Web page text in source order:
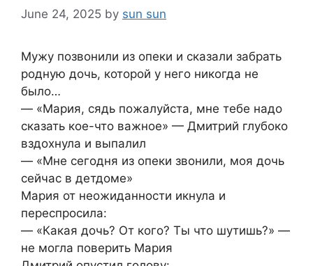
June 24, 2025 by sun sun
Мужу позвонили из опеки и сказали забрать
родную дочь, которой у него никогда не
было…
— «Мария, сядь пожалуйста, мне тебе надо
сказать кое-что важное» — Дмитрий глубоко
вздохнула и выпалил
— «Мне сегодня из опеки звонили, моя дочь
сейчас в детдоме»
Мария от неожиданности икнула и
переспросила:
— «Какая дочь? От кого? Ты что шутишь?» —
не могла поверить Мария